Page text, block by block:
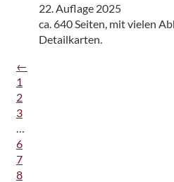
22. Auflage 2025
ca. 640 Seiten, mit vielen
Detailkarten.
←
1
2
3
…
6
7
8